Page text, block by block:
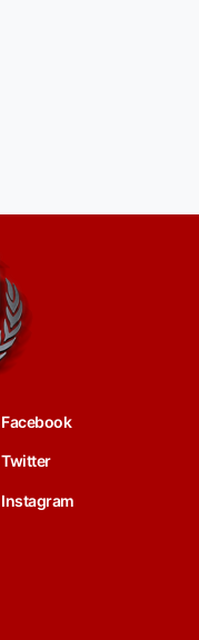
Facebook
Twitter
Instagram